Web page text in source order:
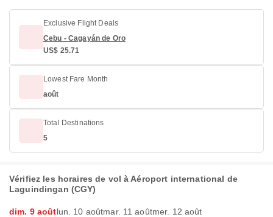
Exclusive Flight Deals
Cebu - Cagayán de Oro
US$ 25.71
Lowest Fare Month
août
Total Destinations
5
Vérifiez les horaires de vol à Aéroport international de
Laguindingan (CGY)
dim. 9 aoûtlun. 10 aoûtmar. 11 aoûtmer. 12 août